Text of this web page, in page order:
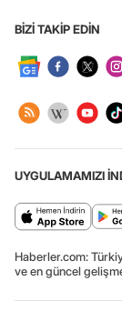
BİZİ TAKİP EDİN
UYGULAMAMIZI
Haberler.com:
ve en güncel